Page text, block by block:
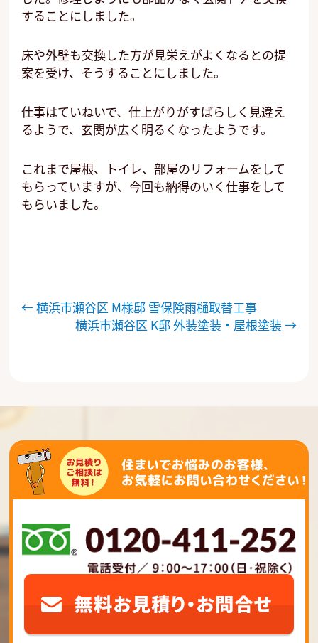
することにしました。
床や外壁も交換した方が見栄えがよくなるとの提
案を受け、そうすることにしました。
仕事はていねいで、仕上がりがすばらしく見違え
るようで、玄関が広く明るくなったようです。
これまで屋根、トイレ、部屋のリフォームをして
もらっていますが、今回も納得のいく仕事をして
もらいました。
投
ゲ
ー
シ
ョ
←横浜市瀬谷区 M様邸 雪保険雨樋取替工事
横浜市瀬谷区 K邸 外装塗装・屋根塗装→